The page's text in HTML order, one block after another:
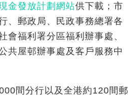
金發放計劃網站供下載；市
、郵政局、民政事務總署各
會福利署分區福利辦事處、
共屋邨辦事處及客戶服務中
間分行以及全港約120間郵